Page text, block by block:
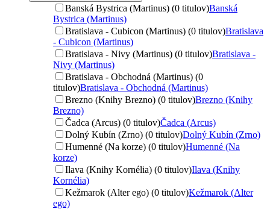
Banská Bystrica (Martinus) (0 titulov)Banská
Bystrica (Martinus)
Bratislava - Cubicon (Martinus) (0 titulov)Bratislava
- Cubicon (Martinus)
Bratislava - Nivy (Martinus) (0 titulov)Bratislava -
Nivy (Martinus)
Bratislava - Obchodná (Martinus) (0
titulov)Bratislava - Obchodná (Martinus)
Brezno (Knihy Brezno) (0 titulov)Brezno (Knihy
Brezno)
Čadca (Arcus) (0 titulov)Čadca (Arcus)
Dolný Kubín (Zrno) (0 titulov)Dolný Kubín (Zrno)
Humenné (Na korze) (0 titulov)Humenné (Na
korze)
Ilava (Knihy Kornélia) (0 titulov)Ilava (Knihy
Kornélia)
Kežmarok (Alter ego) (0 titulov)Kežmarok (Alter
ego)